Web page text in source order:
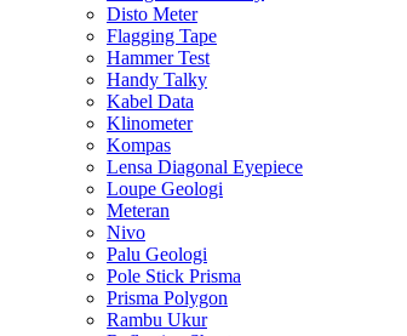
Disto Meter
Flagging Tape
Hammer Test
Handy Talky
Kabel Data
Klinometer
Kompas
Lensa Diagonal Eyepiece
Loupe Geologi
Meteran
Nivo
Palu Geologi
Pole Stick Prisma
Prisma Polygon
Rambu Ukur